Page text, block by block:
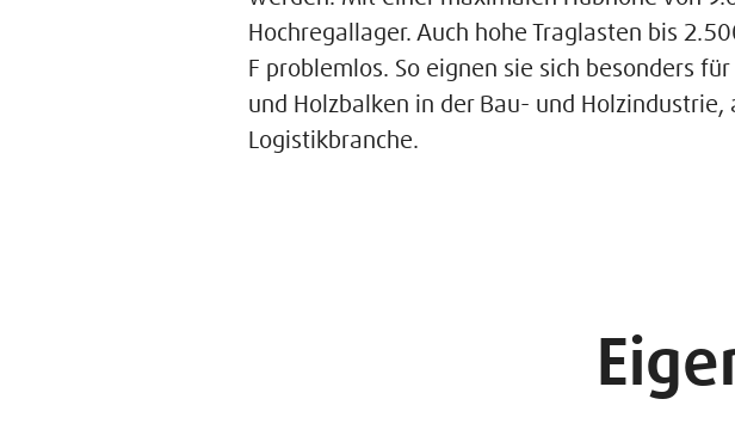
Hochregallager. Auch hohe Traglasten bis
F problemlos. So eignen sie sich besonders
und Holzbalken in der Bau- und
Logistikbranche.